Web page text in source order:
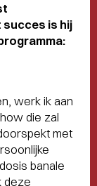
succes is hij
werk ik aan
die zal
met
banale
deze